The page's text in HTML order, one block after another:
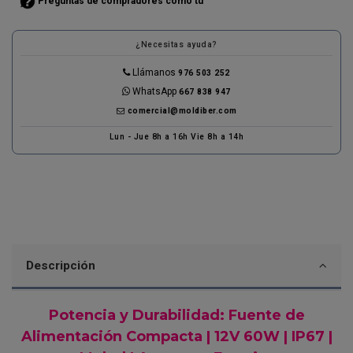
¿Necesitas ayuda?
Llámanos976 503 252
WhatsApp667 838 947
comercial@moldiber.com
Lun - Jue 8h a 16h Vie 8h a 14h
Descripción
Potencia y Durabilidad: Fuente de
Alimentación Compacta | 12V 60W | IP67 |